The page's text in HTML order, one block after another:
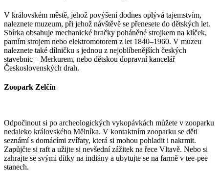
V královském městě, jehož povýšení dodnes oplývá tajemstvím,
naleznete muzeum, při jehož návštěvě se přenesete do dětských let.
Sbírka obsahuje mechanické hračky poháněné strojkem na klíček,
parním strojem nebo elektromotorem z let 1840–1960. V muzeu
naleznete také dílničku s jednou z nejoblíbenějších českých
stavebnic – Merkurem, nebo dětskou dopravní kancelář
Československých drah.
Zoopark Zelčín
Odpočinout si po archeologických vykopávkách můžete v zooparku
nedaleko královského Mělníka. V kontaktním zooparku se děti
seznámí s domácími zvířaty, která si mohou pohladit i nakrmit.
Zapůjčte si raft a užijte si nevšední zážitek na řece Vltavě. Nebo si
zahrajte se svými dítky na indiány a ubytujte se na farmě v tee-pee
stanech.